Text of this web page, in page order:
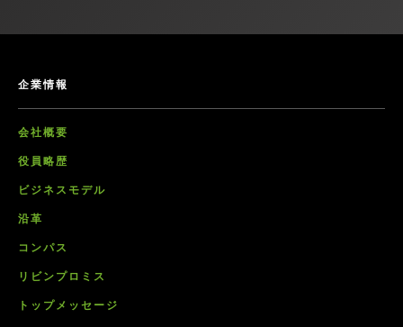
企業情報
会社概要
役員略歴
ビジネスモデル
沿革
コンパス
リビンプロミス
トップメッセージ